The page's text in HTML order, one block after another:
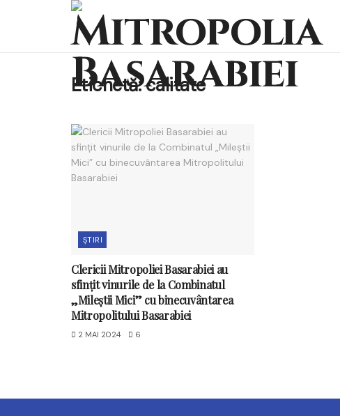
Etichetă:calitate
ȘTIRI
Clericii Mitropoliei Basarabiei au
sfințit vinurile de la Combinatul
„Mileștii Mici” cu binecuvântarea
Mitropolitului Basarabiei
2 MAI 2024 6